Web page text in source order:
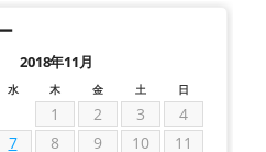
2018年11月
水 木 金 土 日
1 2 3
4
7 8 9 10
11